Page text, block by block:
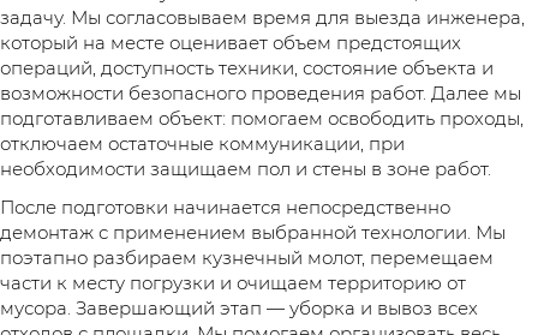
задачу. Мы согласовываем время для выезда инженера,
который на месте оценивает объем предстоящих
операций, доступность техники, состояние объекта и
возможности безопасного проведения работ. Далее мы
подготавливаем объект: помогаем освободить проходы,
отключаем остаточные коммуникации, при
необходимости защищаем пол и стены в зоне работ.
После подготовки начинается непосредственно
демонтаж с применением выбранной технологии. Мы
поэтапно разбираем кузнечный молот, перемещаем
части к месту погрузки и очищаем территорию от
мусора. Завершающий этап — уборка и вывоз всех